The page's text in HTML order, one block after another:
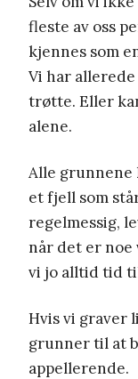
fleste av oss
kjennes som
Vi har
trøtte. Eller
alene.
Alle grunnene
et fjell som
regelmessig,
når det er noe
vi jo alltid tid
Hvis vi graver
grunner til at
appellerende.